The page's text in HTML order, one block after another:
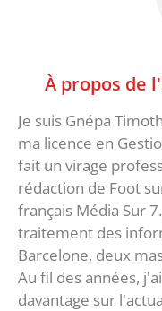
À propos de
Je suis Gnépa
ma licence en
fait un virage
rédaction de Foot
français Média Sur
traitement des
Barcelone, deux
Au fil des années,
davantage sur